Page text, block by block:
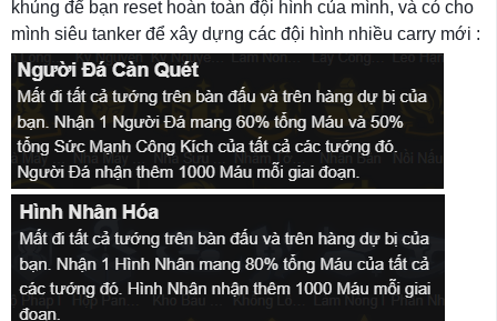
khủng để bạn reset hoàn toàn đội hình của mình, và có cho
mình siêu tanker để xây dựng các đội hình nhiều carry mới :